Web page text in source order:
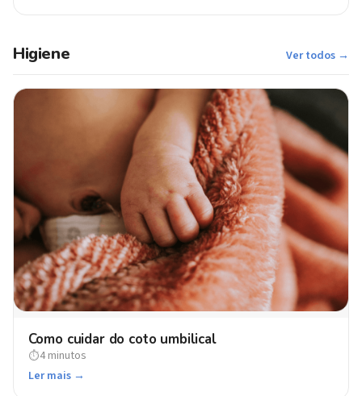
Higiene Ver todos →
Como cuidar do coto umbilical
⏱4 minutos
Ler mais →